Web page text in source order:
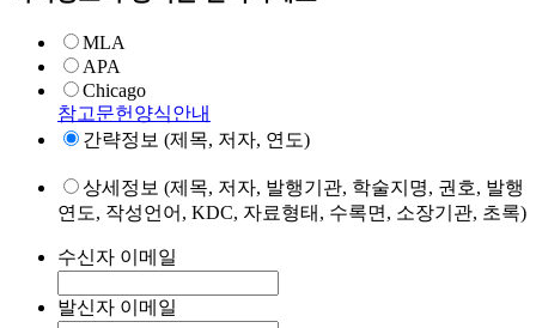
MLA
APA
Chicago
참고문헌양식안내
간략정보 (제목, 저자, 연도)
상세정보 (제목, 저자, 발행기관, 학술지명, 권호, 발행
연도, 작성언어, KDC, 자료형태, 수록면, 소장기관, 초록)
수신자 이메일
발신자 이메일